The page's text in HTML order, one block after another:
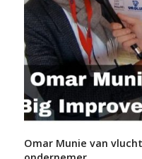
Omar Munie van